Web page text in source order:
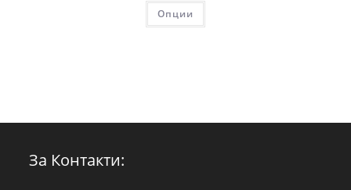
Опции
За Контакти: